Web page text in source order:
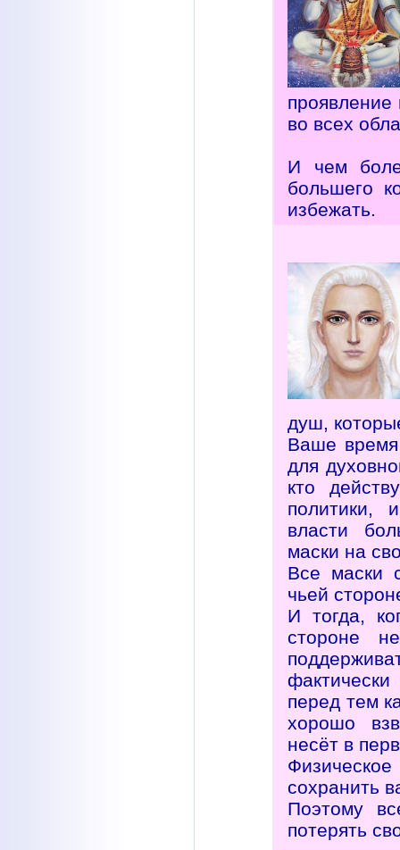
во всех
И чем
большего
избежать.
душ,
Ваше время
для
кто
политики,
власти
маски на
Все маски
чьей
И тогда,
стороне
перед тем
хорошо
несёт в
сохранить
Поэтому
потерять